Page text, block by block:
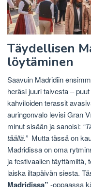
Täydellisen
löytäminen
Saavuin Madridiin
heräsi juuri talvesta –
kahviloiden terassit
auringonvalo levisi Gran
minut sisään ja sanoisi:
täällä.” Mutta tässä on
Madridissa on oma
ja festivaalien täyttämiltä,
laiska iltapäivän siesta.
Madridissa” -oppaassa